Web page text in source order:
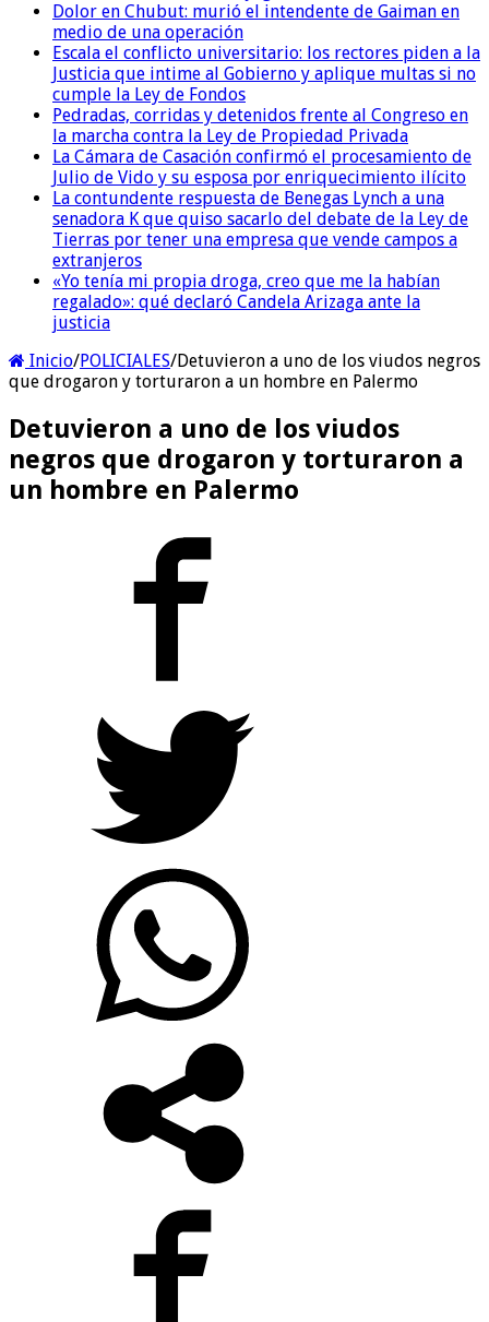
Dolor en Chubut: murió el intendente de Gaiman en
medio de una operación
Escala el conflicto universitario: los rectores piden a la
Justicia que intime al Gobierno y aplique multas si no
cumple la Ley de Fondos
Pedradas, corridas y detenidos frente al Congreso en
la marcha contra la Ley de Propiedad Privada
La Cámara de Casación confirmó el procesamiento de
Julio de Vido y su esposa por enriquecimiento ilícito
La contundente respuesta de Benegas Lynch a una
senadora K que quiso sacarlo del debate de la Ley de
Tierras por tener una empresa que vende campos a
extranjeros
«Yo tenía mi propia droga, creo que me la habían
regalado»: qué declaró Candela Arizaga ante la
justicia
Inicio/POLICIALES/Detuvieron a uno de los viudos negros
que drogaron y torturaron a un hombre en Palermo
Detuvieron a uno de los viudos
negros que drogaron y torturaron a
un hombre en Palermo